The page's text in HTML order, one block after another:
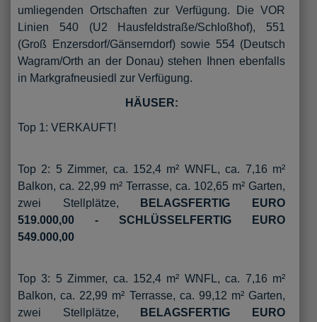
umliegenden Ortschaften zur Verfügung. Die VOR
Linien 540 (U2 Hausfeldstraße/Schloßhof), 551
(Groß Enzersdorf/Gänserndorf) sowie 554 (Deutsch
Wagram/Orth an der Donau) stehen Ihnen ebenfalls
in Markgrafneusiedl zur Verfügung.
HÄUSER:
Top 1: VERKAUFT!
Top 2: 5 Zimmer, ca. 152,4 m² WNFL, ca. 7,16 m²
Balkon, ca. 22,99 m² Terrasse, ca. 102,65 m² Garten,
zwei Stellplätze, BELAGSFERTIG EURO
519.000,00 - SCHLÜSSELFERTIG EURO
549.000,00
Top 3: 5 Zimmer, ca. 152,4 m² WNFL, ca. 7,16 m²
Balkon, ca. 22,99 m² Terrasse, ca. 99,12 m² Garten,
zwei Stellplätze,
BELAGSFERTIG EURO